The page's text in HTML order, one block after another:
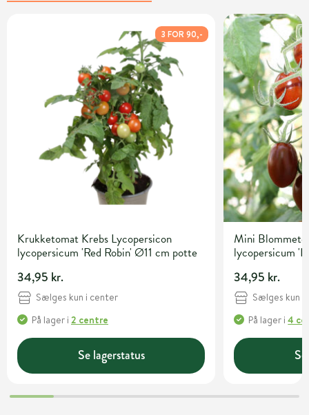
3 FOR 90,-
Krukketomat Krebs Lycopersicon
lycopersicum 'Red Robin' Ø11 cm potte
34,95 kr.
Sælges kun i center
På lager i 2 centre
Se lagerstatus
Mini
lycopersicum
34,95 kr.
Sælges kun i
På lager i4